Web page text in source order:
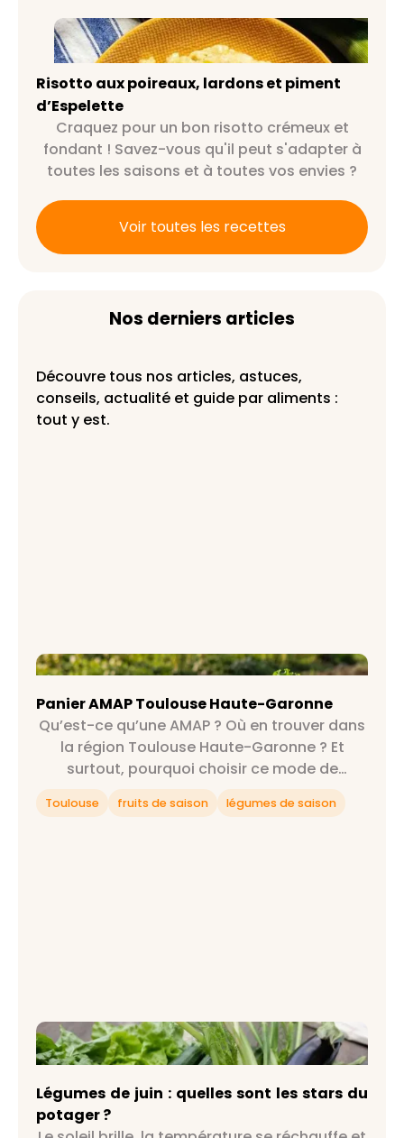
Risotto aux poireaux, lardons et
piment d’Espelette
Risotto aux poireaux, lardons et piment
d’Espelette
Craquez pour un bon risotto crémeux et
fondant ! Savez-vous qu'il peut s'adapter à
toutes les saisons et à toutes vos envies ?
Voir toutes les recettes
Nos derniers articles
Découvre tous nos articles, astuces,
conseils, actualité et guide par aliments :
tout y est.
Panier AMAP Toulouse Haute-Garonne
Panier AMAP Toulouse Haute-Garonne
Qu’est-ce qu’une AMAP ? Où en trouver dans
la région Toulouse Haute-Garonne ? Et
surtout, pourquoi choisir ce mode de
consommation ? On répond à toutes tes
questions et plus encore 😉
Toulouse fruits de saison légumes de saison
Légumes de juin : quelles sont les stars du
potager ?
Légumes de juin : quelles sont les stars du
potager ?